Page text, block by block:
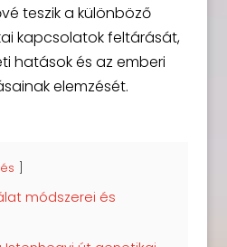
teszik a különböző
kapcsolatok feltárását,
hatások és az emberi
elemzését.
módszerei és